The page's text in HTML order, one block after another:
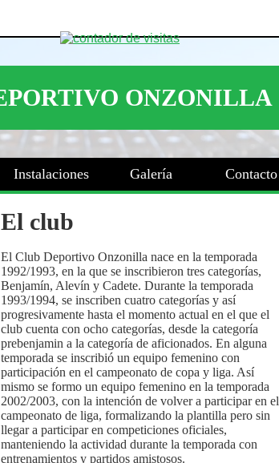
Instalaciones Galería Contacto
El club
El Club Deportivo Onzonilla nace en la temporada
1992/1993, en la que se inscribieron tres categorías,
Benjamín, Alevín y Cadete. Durante la temporada
1993/1994, se inscriben cuatro categorías y así
progresivamente hasta el momento actual en el que el
club cuenta con ocho categorías, desde la categoría
prebenjamin a la categoría de aficionados. En alguna
temporada se inscribió un equipo femenino con
participación en el campeonato de copa y liga. Así
mismo se formo un equipo femenino en la temporada
2002/2003, con la intención de volver a participar en el
campeonato de liga, formalizando la plantilla pero sin
llegar a participar en competiciones oficiales,
manteniendo la actividad durante la temporada con
entrenamientos y partidos amistosos.